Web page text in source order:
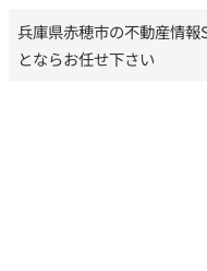
兵庫県赤穂市の不動産情
とならお任せ下さい